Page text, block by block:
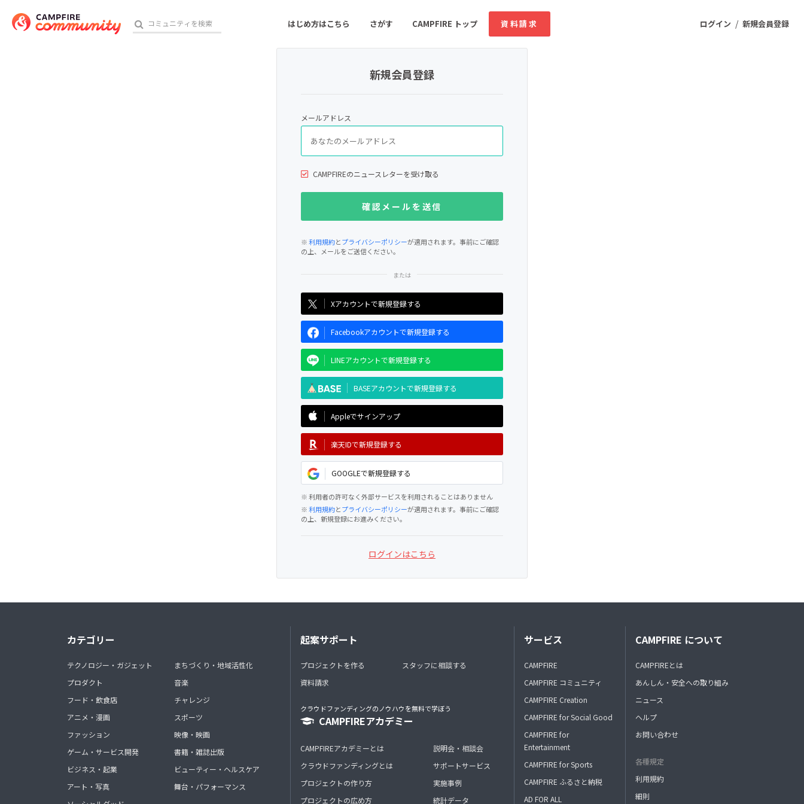
ログイン / 新規会員登録
はじめ方はこちら さがす CAMPFIRE トップ 資料請求
ゲーム・サービス開発
書籍・雑誌出版 アニメ・漫画
ソーシャルグッド ビューティー・ヘルスケア
新規会員登録
メールアドレス
CAMPFIREのニュースレターを受け取る
※利用規約とプライバシーポリシーが適用されます。事前にご確認
の上、メールをご送信ください。
Xアカウントで新規登録する
Facebookアカウントで新規登録する
LINEアカウントで新規登録する
BASEアカウントで新規登録する
Appleでサインアップ
楽天IDで新規登録する
GOOGLEで新規登録する
※ 利用者の許可なく外部サービスを利用されることはありません
※利用規約とプライバシーポリシーが適用されます。事前にご確認
の上、新規登録にお進みください。
ログインはこちら
カテゴリー
テクノロジー・ガジェット
プロダクト
フード・飲食店
アニメ・漫画
ファッション
ゲーム・サービス開発
ビジネス・起業
アート・写真
まちづくり・地域活性化
音楽
チャレンジ
スポーツ
映像・映画
書籍・雑誌出版
ビューティー・ヘルスケア
舞台・パフォーマンス
起案サポート
プロジェクトを作る
資料請求
スタッフに相談する
クラウドファンディングのノウハウを無料で学ぼう
CAMPFIREアカデミー
CAMPFIREアカデミーとは
クラウドファンディングとは
プロジェクトの作り方
プロジェクトの広め方
説明会・相談会
サポートサービス
実施事例
統計データ
サービス
CAMPFIRE
CAMPFIRE コミュニティ
CAMPFIRE Creation
CAMPFIRE for Social Good
CAMPFIRE for
Entertainment
CAMPFIRE for Sports
CAMPFIRE ふるさと納税
AD FOR ALL
CAMPFIRE について
CAMPFIREとは
あんしん・安全への取り組み
ニュース
ヘルプ
お問い合わせ
各種規定
利用規約
細則